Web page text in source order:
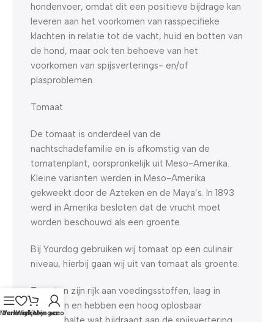
hondenvoer, omdat dit een positieve bijdrage kan
leveren aan het voorkomen van rasspecifieke
klachten in relatie tot de vacht, huid en botten van
de hond, maar ook ten behoeve van het
voorkomen van spijsverterings- en/of
plasproblemen.
Tomaat
De tomaat is onderdeel van de
nachtschadefamilie en is afkomstig van de
tomatenplant, oorspronkelijk uit Meso-Amerika.
Kleine varianten werden in Meso-Amerika
gekweekt door de Azteken en de Maya’s. In 1893
werd in Amerika besloten dat de vrucht moet
worden beschouwd als een groente.
Bij Yourdog gebruiken wij tomaat op een culinair
niveau, hierbij gaan wij uit van tomaat als groente.
Tomaten zijn rijk aan voedingsstoffen, laag in
calorieën en hebben een hoog oplosbaar
Menu
Verlanglijst
Winkelwagen
Mijn account